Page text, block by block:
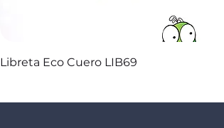
Vista rápida
Libreta Eco Cuero LIB69